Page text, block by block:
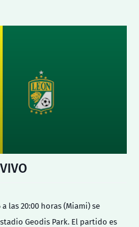
las 20:00 horas (Miami) se
Geodis Park. El partido es